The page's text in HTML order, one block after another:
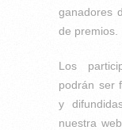
ganadores
de premios.
Los
podrán ser
y
nuestra